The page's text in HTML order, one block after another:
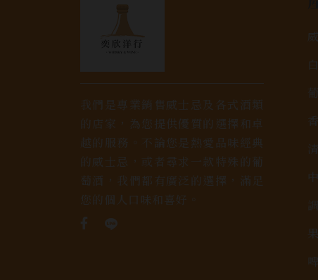
我們是專業銷售威士忌及各式酒類
的店家，為您提供優質的選擇和卓
越的服務。不論您是熱愛品味經典
的威士忌，或者尋求一款特殊的葡
萄酒，我們都有廣泛的選擇，滿足
您的個人口味和喜好。